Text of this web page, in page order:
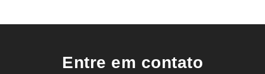
Entre em contato